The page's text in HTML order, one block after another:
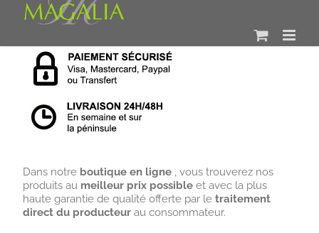
Dans notre boutique en ligne , vous trouverez nos
produits au meilleur prix possible et avec la plus
haute garantie de qualité offerte par le traitement
direct du producteur au consommateur.